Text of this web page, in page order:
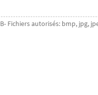
Fichiers autorisés: bmp, jpg,